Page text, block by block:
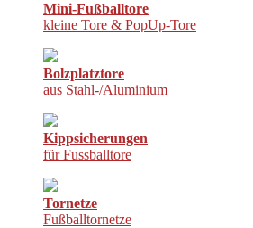
Mini-Fußballtore
kleine Tore & PopUp-Tore
Bolzplatztore
aus Stahl-/Aluminium
Kippsicherungen
für Fussballtore
Tornetze
Fußballtornetze